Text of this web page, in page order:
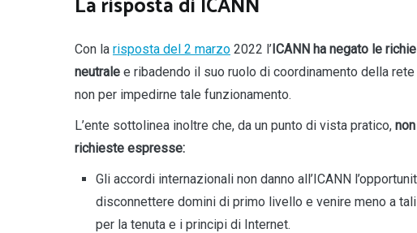
Con la risposta del 2 marzo 2022 l’ICANN ha negato le
neutrale e ribadendo il suo ruolo di coordinamento della
non per impedirne tale funzionamento.
L’ente sottolinea inoltre che, da un punto di vista pratico,
richieste espresse:
Gli accordi internazionali non danno all’ICANN
disconnettere domini di primo livello e venire meno a
per la tenuta e i principi di Internet.